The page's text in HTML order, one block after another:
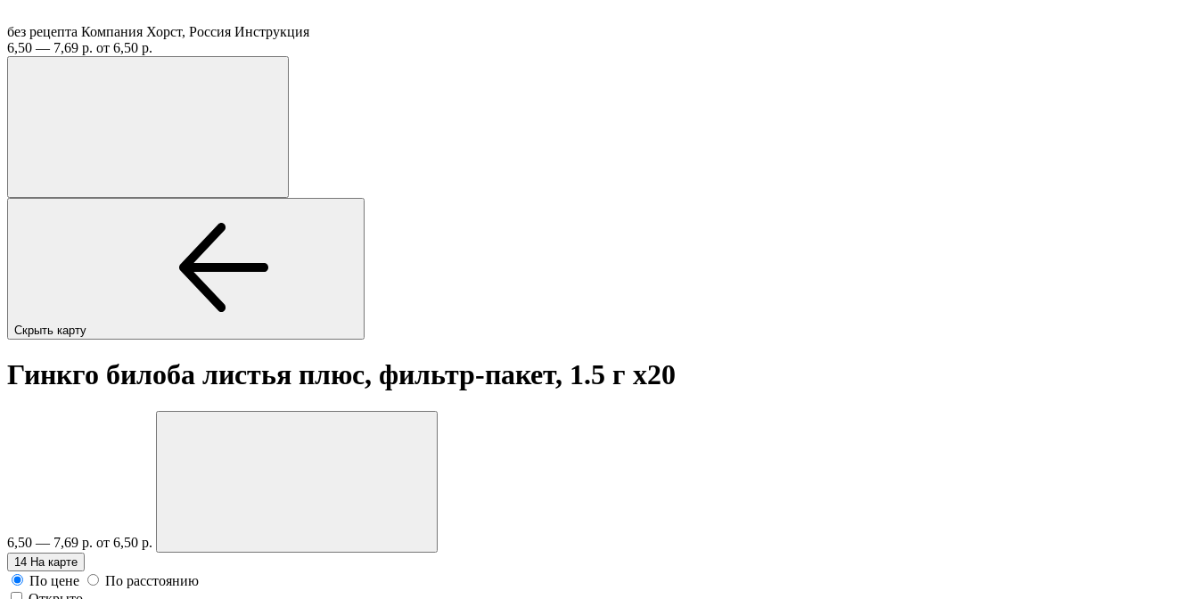
без рецепта Компания Хорст, Россия Инструкция
6,50 — 7,69 р. от 6,50 р.
Скрыть карту
Гинкго билоба листья плюс, фильтр-пакет, 1.5 г x20
6,50 — 7,69 р. от 6,50 р.
14 На карте
По цене
По расстоянию